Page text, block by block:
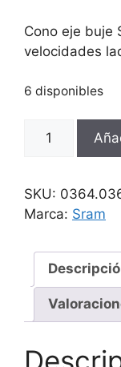
Cono eje buje
velocidades
6 disponibles
Sram
sin
contrapedal
velocidades
lado
cantidad
SKU:
Marca: Sram